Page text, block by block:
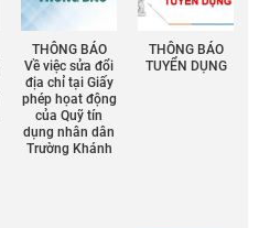
THÔNG BÁO
Về việc sửa đổi
địa chỉ tại Giấy
phép họat động
của Quỹ tín
dụng nhân dân
Trường Khánh
THÔNG BÁO
TUYỂN DỤNG